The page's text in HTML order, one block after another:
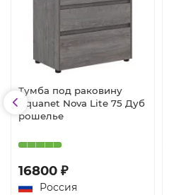
Тумба под раковину
Aquanet Nova Lite 75 Дуб
рошелье
16800 ₽
Россия